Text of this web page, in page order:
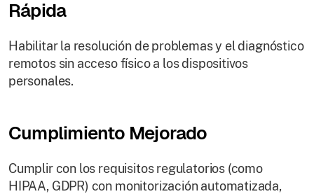
Rápida
Habilitar la resolución de problemas y el diagnóstico
remotos sin acceso físico a los dispositivos
personales.
Cumplimiento Mejorado
Cumplir con los requisitos regulatorios (como
HIPAA, GDPR) con monitorización automatizada,